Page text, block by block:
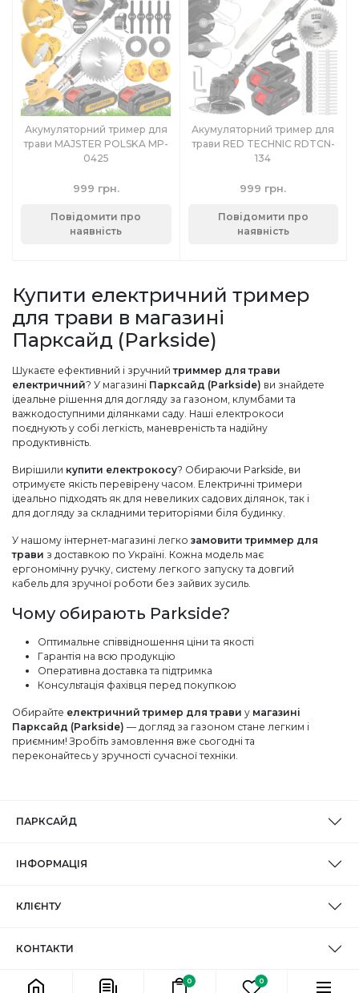
0 0
Акумуляторний тример для
трави MAJSTER POLSKA MP-
0425
999 грн.
Повідомити про
наявність
Акумуляторний тример для
трави RED TECHNIC RDTCN-
134
999 грн.
Повідомити про
наявність
Купити електричний тример
для трави в магазині
Парксайд (Parkside)
Шукаєте ефективний і зручнийтриммер для трави
електричний? У магазині Парксайд (Parkside) ви знайдете
ідеальне рішення для догляду за газоном, клумбами та
важкодоступними ділянками саду. Наші електрокоси
поєднують у собі легкість, маневреність та надійну
продуктивність.
Вирішили купити електрокосу? Обираючи Parkside, ви
отримуєте якість перевірену часом. Електричні тримери
ідеально підходять як для невеликих садових ділянок, так і
для догляду за складними територіями біля будинку.
У нашому інтернет-магазині легко замовити триммер для
трави з доставкою по Україні. Кожна модель має
ергономічну ручку, систему легкого запуску та довгий
кабель для зручної роботи без зайвих зусиль.
Чому обирають Parkside?
Оптимальне співвідношення ціни та якості
Гарантія на всю продукцію
Оперативна доставка та підтримка
Консультація фахівця перед покупкою
Обирайте електричний тример для трави у магазині
Парксайд (Parkside) — догляд за газоном стане легким і
приємним! Зробіть замовлення вже сьогодні та
переконайтесь у зручності сучасної техніки.
ПАРКСАЙД
ІНФОРМАЦІЯ
КЛІЄНТУ
КОНТАКТИ